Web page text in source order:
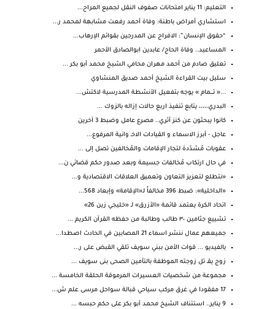
التعليم: 11 يناير امتحانات صفوف النقل لجميع المراح...
استشاري أمراض باطنة: وفاة أحمد رفعت مشابهة لمحمد ر...
“حقوق الإنسان”: الافراج عن المدرجين بقوائم الإرهاب...
المساعيد.. وفاة الحاج/ عابدين ابوالصادق الأحمر
تعليق صادم من أحمد مهران محامي الشيخ محمد أبو بكر ...
سليل بيت القراءة الشيخ أحمد صديق المنشاوي
...« تــــمام » يوجه بتفعيل الأنشطة المدرسية لاكتش...
البدري،،،،، يتابع تنفيذ اربع حالات إزاله بالزوك ...
كانوا يبحثون عن كنز أثري.. مصرع عامل وضبط 3 آخرين
عاجل - أبرز الاسماء و القيادات الاخـ وانية المرفوع...
عقوبات مُشدّدة لتجار الإقامات والمُخالفين تصل إلى ...
في حال ارتكاب مُخالفات جسيمة وبعد صدور حكم قضائي ن...
«نتطلع لتعزيز التعاون وتعميق العلاقات الاقتصادية و...
«الداخلية»: ضبط 396 مخالفاً لـ«الإقامة» وإبعاد 568...
اتحاد الكرة يعتمد قائمة «الأزرق» لـ «خليجي زين 26»
تشييع جثامين ٣٠ طالب وطالبة من حفظه القرآن الكريم ...
جميعهم عمال ننشر اسماء 21 المصابين في الحادث اصطدا...
بالفيديو ... قوات الأمن ببني سويف تلقي القبض على ر...
زوج يقـ تل زوجته الموظفة بالتأمين الصحى بنى سويف ...
مجموعة من شخصيات العسيرات المرموقة الحلقة الخامسة ...
17 مفقودا في غرق مركب سياحي قبالة سواحل مرسى علم ش...
9 يناير.. استئناف الشيخ محمد أبو بكر على حكم حبسه ...